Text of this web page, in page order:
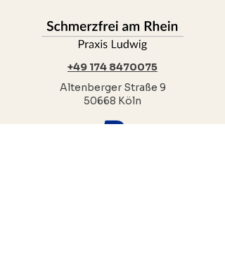
+49 174 8470075
Altenberger Straße 9
50668 Köln